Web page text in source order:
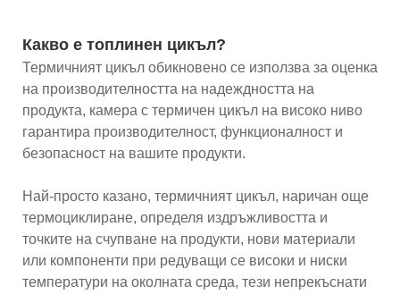
Какво е топлинен цикъл?
Термичният цикъл обикновено се използва за оценка
на производителността на надеждността на
продукта, камера с термичен цикъл на високо ниво
гарантира производителност, функционалност и
безопасност на вашите продукти.
Най-просто казано, термичният цикъл, наричан още
термоциклиране, определя издръжливостта и
точките на счупване на продукти, нови материали
или компоненти при редуващи се високи и ниски
температури на околната среда, тези непрекъснати